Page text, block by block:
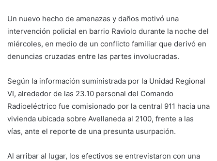
Un nuevo hecho de amenazas y daños motivó una
intervención policial en barrio Raviolo durante la noche del
miércoles, en medio de un conflicto familiar que derivó en
denuncias cruzadas entre las partes involucradas.
Según la información suministrada por la Unidad Regional
VI, alrededor de las 23.10 personal del Comando
Radioeléctrico fue comisionado por la central 911 hacia una
vivienda ubicada sobre Avellaneda al 2100, frente a las
vías, ante el reporte de una presunta usurpación.
Al arribar al lugar, los efectivos se entrevistaron con una